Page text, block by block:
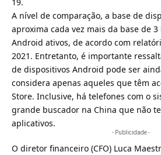
A nível de comparação, a base de
aproxima cada vez mais da base de
Android ativos, de acordo com
2021. Entretanto, é importante
de dispositivos Android pode ser
considera apenas aqueles que têm
Store. Inclusive, há telefones com o
grande buscador na China que não
aplicativos.
- Publicidade -
O diretor financeiro (CFO) Luca